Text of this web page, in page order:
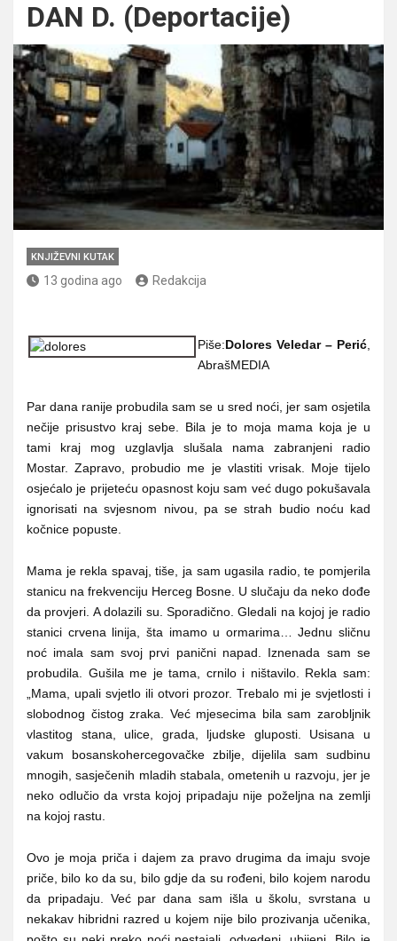
DAN D. (Deportacije)
KNJIŽEVNI KUTAK
13 godina ago Redakcija
Piše:Dolores Veledar – Perić
AbrašMEDIA
Par dana ranije probudila sam se u sred noći, jer sam osjetila
nečije prisustvo kraj sebe. Bila je to moja mama koja je u
tami kraj mog uzglavlja slušala nama zabranjeni radio
Mostar. Zapravo, probudio me je vlastiti vrisak. Moje tijelo
osjećalo je prijeteću opasnost koju sam već dugo pokušavala
ignorisati na svjesnom nivou, pa se strah budio noću kad
kočnice popuste.
Mama je rekla spavaj, tiše, ja sam ugasila radio, te pomjerila
stanicu na frekvenciju Herceg Bosne. U slučaju da neko dođe
da provjeri. A dolazili su. Sporadično. Gledali na kojoj je radio
stanici crvena linija, šta imamo u ormarima… Jednu sličnu
noć imala sam svoj prvi panični napad. Iznenada sam se
probudila. Gušila me je tama, crnilo i ništavilo. Rekla sam:
„Mama, upali svjetlo ili otvori prozor. Trebalo mi je svjetlosti i
slobodnog čistog zraka. Već mjesecima bila sam zarobljnik
vlastitog stana, ulice, grada, ljudske gluposti. Usisana u
vakum bosanskohercegovačke zbilje, dijelila sam sudbinu
mnogih, sasječenih mladih stabala, ometenih u razvoju, jer je
neko odlučio da vrsta kojoj pripadaju nije poželjna na zemlji
na kojoj rastu.
Ovo je moja priča i dajem za pravo drugima da imaju svoje
priče, bilo ko da su, bilo gdje da su rođeni, bilo kojem narodu
da pripadaju. Već par dana sam išla u školu, svrstana u
nekakav hibridni razred u kojem nije bilo prozivanja učenika,